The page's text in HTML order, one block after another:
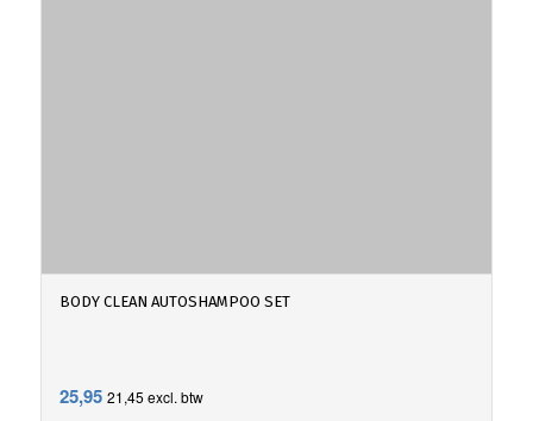
BODY CLEAN AUTOSHAMPOO SET
25,95 21,45 excl. btw